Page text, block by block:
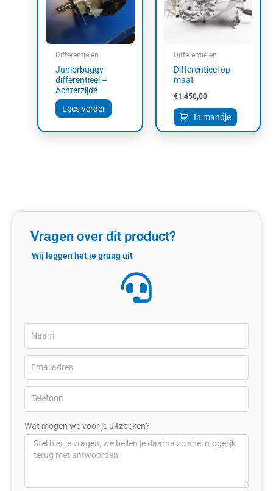
Differentiëlen
Juniorbuggy
differentieel –
Achterzijde
Lees verder
Differentiëlen
Differentieel op
maat
€1.450,00
In mandje
Vragen over dit product?
Wij leggen het je graag uit
Wat mogen we voor je uitzoeken?